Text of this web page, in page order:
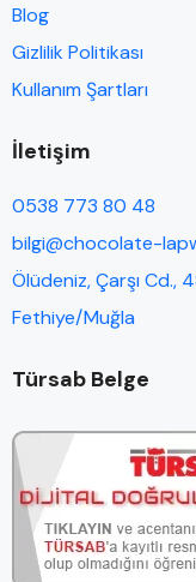
Blog
Gizlilik Politikası
Kullanım Şartları
İletişim
0538 773 80 48
bilgi@chocolate-
Ölüdeniz, Çarşı Cd.,
Fethiye/Muğla
Türsab Belge